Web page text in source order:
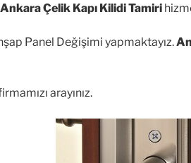
Ankara Çelik Kapı Kilidi Tamiri
Panel Değişimi yapmaktayız.
arayınız.